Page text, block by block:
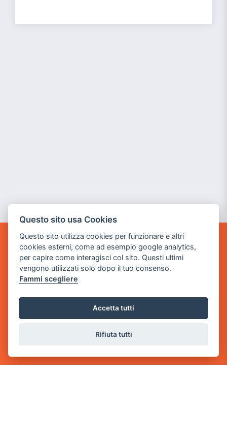
POWER GAME SRL
Sede Legale
via Villaggio dei Platani, 3
via Industriale, 2 - 25082 Botticino, BS
Questo sito usa Cookies
Questo sito utilizza cookies per funzionare e altri
cookies esterni, come ad esempio google analytics,
per capire come interagisci col sito. Questi ultimi
vengono utilizzati solo dopo il tuo consenso.
Fammi scegliere
Accetta tutti
Rifiuta tutti